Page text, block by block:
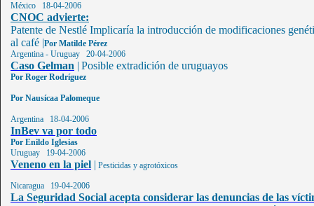
México 18-04-2006
CNOC advierte:
Patente de Nestlé Implicaría la introducción de modificaciones
al café |Por Matilde Pérez
Argentina - Uruguay 20-04-2006
Caso Gelman | Posible extradición de uruguayos
Por Roger Rodríguez
Por Nausícaa Palomeque
Argentina 18-04-2006
InBev va por todo
Por Enildo Iglesias
Uruguay 19-04-2006
Veneno en la piel | Pesticidas y agrotóxicos
Nicaragua 19-04-2006
La Seguridad Social acepta considerar las denuncias de las